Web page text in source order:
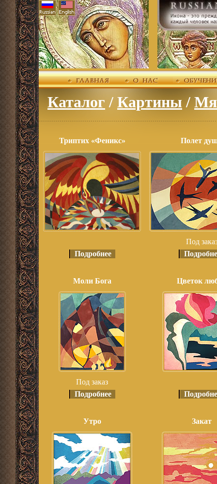
Каталог / Картины/
Триптих «Феникс» Полет
Под
Подробнее
Моли Бога Цветок
Под заказ
Подробнее
Утро Закат